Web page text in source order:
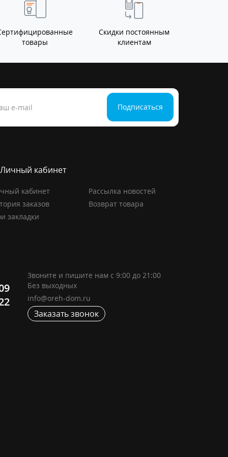
товары
Скидки постоянным
клиентам
Подписаться
Личный кабинет
кабинет
заказов
закладки
Рассылка новостей
Возврат товара
Звоните и пишите нам с 9:00 до 21:00
Без выходных
info@oreh-dom.ru
Заказать звонок